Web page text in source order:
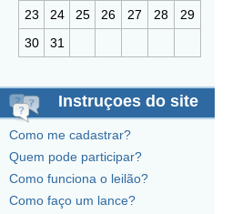
23
24 25 26 27 28
29
30
31
Instruçoes do site
Como me cadastrar?
Quem pode participar?
Como funciona o leilão?
Como faço um lance?